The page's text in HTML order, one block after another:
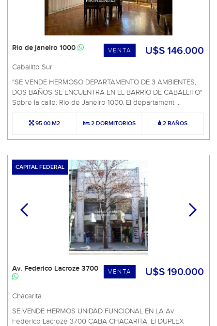
U$S 146.000
VENTA
Rio de janeiro 1000
Caballito Sur
"SE VENDE HERMOSO DEPARTAMENTO DE 3 AMBIENTES,
DOS BAÑOS SE ENCUENTRA EN EL BARRIO DE CABALLITO"
Sobre la calle: Rio de Janeiro 1000. El departament ...
95.00 M2 2 DORMITORIOS 2 BAÑOS
CAPITAL FEDERAL
U$S 190.000
VENTA
Av. Federico Lacroze 3700
Chacarita
SE VENDE HERMOS UNIDAD FUNCIONAL EN LA Av.
Federico Lacroze 3700 CABA CHACARITA. El DUPLEX